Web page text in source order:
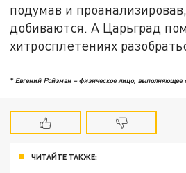
подумав и
добиваются. А Царьград
хитросплетениях
* Евгений Ройзман – физическое лицо, выполняющее
ЧИТАЙТЕ ТАКЖЕ: